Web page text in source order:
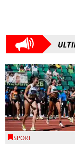
SPORT